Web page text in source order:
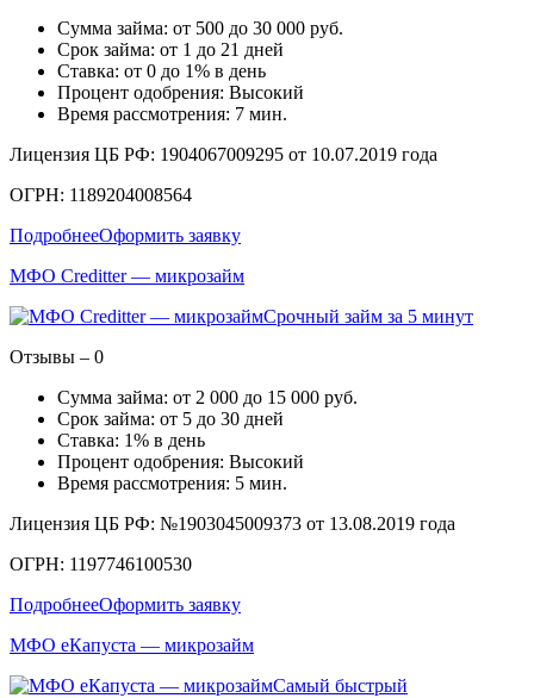
Сумма займа: от 500 до 30 000 руб.
Срок займа: от 1 до 21 дней
Ставка: от 0 до 1% в день
Процент одобрения: Высокий
Время рассмотрения: 7 мин.
Лицензия ЦБ РФ: 1904067009295 от 10.07.2019 года
ОГРН: 1189204008564
ПодробнееОформить заявку
МФО Creditter — микрозайм
Срочный займ за 5 минут
Отзывы – 0
Сумма займа: от 2 000 до 15 000 руб.
Срок займа: от 5 до 30 дней
Ставка: 1% в день
Процент одобрения: Высокий
Время рассмотрения: 5 мин.
Лицензия ЦБ РФ: №1903045009373 от 13.08.2019 года
ОГРН: 1197746100530
ПодробнееОформить заявку
МФО еКапуста — микрозайм
Самый быстрый